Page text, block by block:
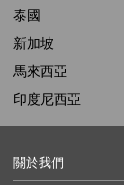
泰國
新加坡
馬來西亞
印度尼西亞
關於我們